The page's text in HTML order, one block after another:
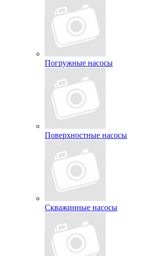
Погружные насосы
Поверхностные насосы
Скважинные насосы